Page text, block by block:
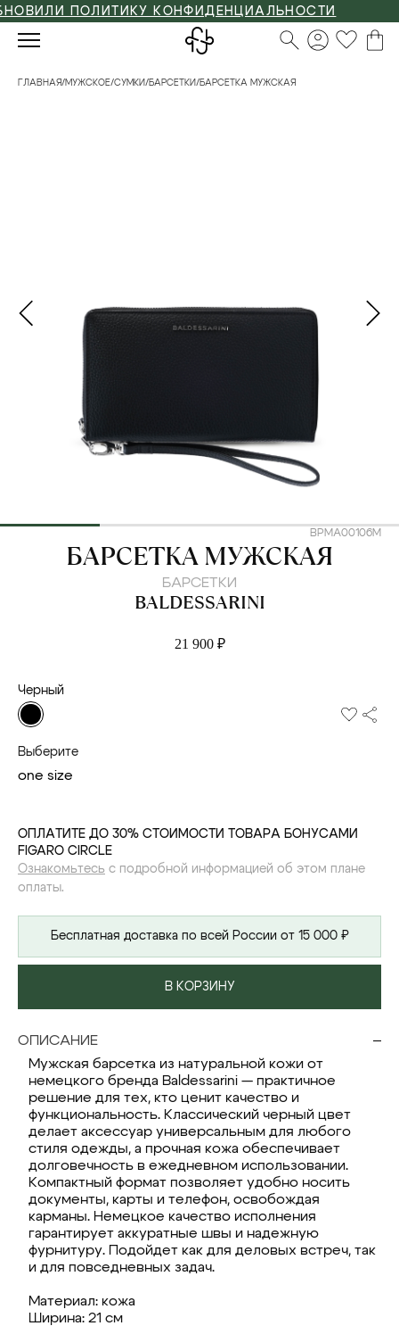
ПОЛИТИКУ КОНФИДЕНЦИАЛЬНОСТИ
ГЛАВНАЯ/МУЖСКОЕ/СУМКИ/БАРСЕТКИ/БАРСЕТКА МУЖСКАЯ
BPMA00106M
BALDESSARINI
БАРСЕТКА МУЖСКАЯ
БАРСЕТКИ
BALDESSARINI
21 900 ₽
Черный
Выберите
one size
ОПЛАТИТЕ ДО 30% СТОИМОСТИ ТОВАРА БОНУСАМИ
FIGARO CIRCLE
Ознакомьтесь с подробной информацией об этом плане
оплаты.
Бесплатная доставка по всей России от 15 000 ₽
В КОРЗИНУ
ОПИСАНИЕ
Мужская барсетка из натуральной кожи от
немецкого бренда Baldessarini — практичное
решение для тех, кто ценит качество и
функциональность. Классический черный цвет
делает аксессуар универсальным для любого
стиля одежды, а прочная кожа обеспечивает
долговечность в ежедневном использовании.
Компактный формат позволяет удобно носить
документы, карты и телефон, освобождая
карманы. Немецкое качество исполнения
гарантирует аккуратные швы и надежную
фурнитуру. Подойдет как для деловых встреч, так
и для повседневных задач.
Материал: кожа
Ширина: 21 см